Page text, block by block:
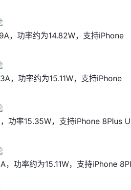
，功率约为14.82W，支持iPhone
，功率约为15.11W，支持iPhone
功率15.35W，支持iPhone 8Plus
功率约为15.11W，支持iPhone